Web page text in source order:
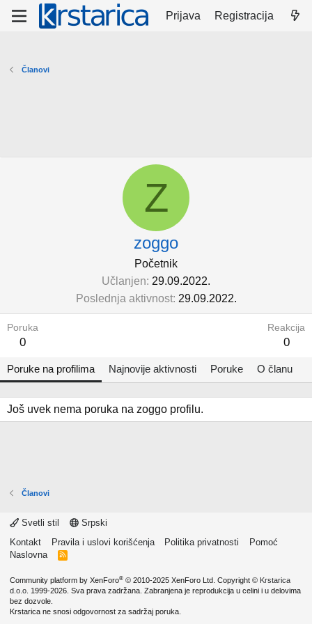
Prijava Registracija
Članovi
Z
zoggo
Početnik
Učlanjen 29.09.2022.
Poslednja aktivnost 29.09.2022.
Poruka
0
Reakcija
0
Poruke na profilima Najnovije aktivnosti Poruke O članu
Još uvek nema poruka na zoggo profilu.
Članovi
Svetli stil
Srpski
Kontakt
Pravila i uslovi korišćenja Politika privatnosti
Pomoć
Naslovna
R
Community platform by XenForo® © 2010-2025 XenForo Ltd. Copyright © Krstarica
d.o.o. 1999-2026. Sva prava zadržana. Zabranjena je reprodukcija u celini i u delovima
bez dozvole.
Krstarica ne snosi odgovornost za sadržaj poruka.